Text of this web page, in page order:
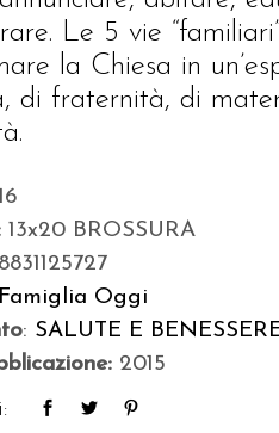
Le 5 vie
la Chiesa in
di fraternità, di
13x20 BROSSURA
Famiglia Oggi
: SALUTE E
2015